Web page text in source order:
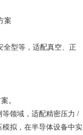
案
全型等，适配真空、正
。
领域，适配精密压力 /
拟，在半导体设备中实